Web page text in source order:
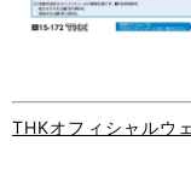
THKオフィシャルウ